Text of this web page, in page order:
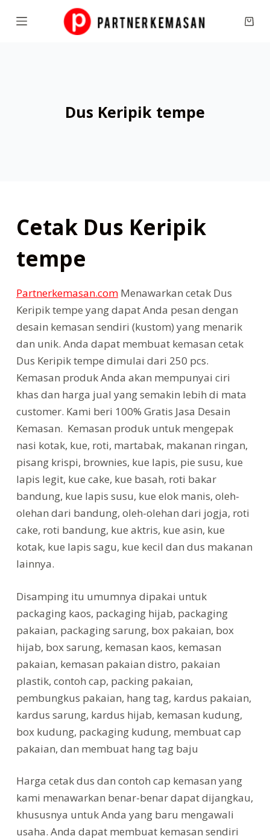
S
Dus Keripik tempe
Cetak Dus Keripik
tempe
Partnerkemasan.comMenawarkan cetak Dus
Keripik tempe yang dapat Anda pesan dengan
desain kemasan sendiri (kustom) yang menarik
dan unik. Anda dapat membuat kemasan cetak
Dus Keripik tempe dimulai dari 250 pcs.
Kemasan produk Anda akan mempunyai ciri
khas dan harga jual yang semakin lebih di mata
customer. Kami beri 100% Gratis Jasa Desain
Kemasan. Kemasan produk untuk mengepak
nasi kotak, kue, roti, martabak, makanan ringan,
pisang krispi, brownies, kue lapis, pie susu, kue
lapis legit, kue cake, kue basah, roti bakar
bandung, kue lapis susu, kue elok manis, oleh-
olehan dari bandung, oleh-olehan dari jogja, roti
cake, roti bandung, kue aktris, kue asin, kue
kotak, kue lapis sagu, kue kecil dan dus makanan
lainnya.
Disamping itu umumnya dipakai untuk
packaging kaos, packaging hijab, packaging
pakaian, packaging sarung, box pakaian, box
hijab, box sarung, kemasan kaos, kemasan
pakaian, kemasan pakaian distro, pakaian
plastik, contoh cap, packing pakaian,
pembungkus pakaian, hang tag, kardus pakaian,
kardus sarung, kardus hijab, kemasan kudung,
box kudung, packaging kudung, membuat cap
pakaian, dan membuat hang tag baju
Harga cetak dus dan contoh cap kemasan yang
kami menawarkan benar-benar dapat dijangkau,
khususnya untuk Anda yang baru mengawali
usaha. Anda dapat membuat kemasan sendiri